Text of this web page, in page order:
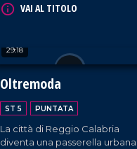
nazionale del Fiocchetto Lilla.
VAI AL TITOLO
29:18
Oltremoda
ST 5 PUNTATA
La città di Reggio Calabria
diventa una passerella urbana